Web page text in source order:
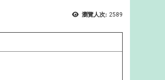
瀏覽人次: 2589